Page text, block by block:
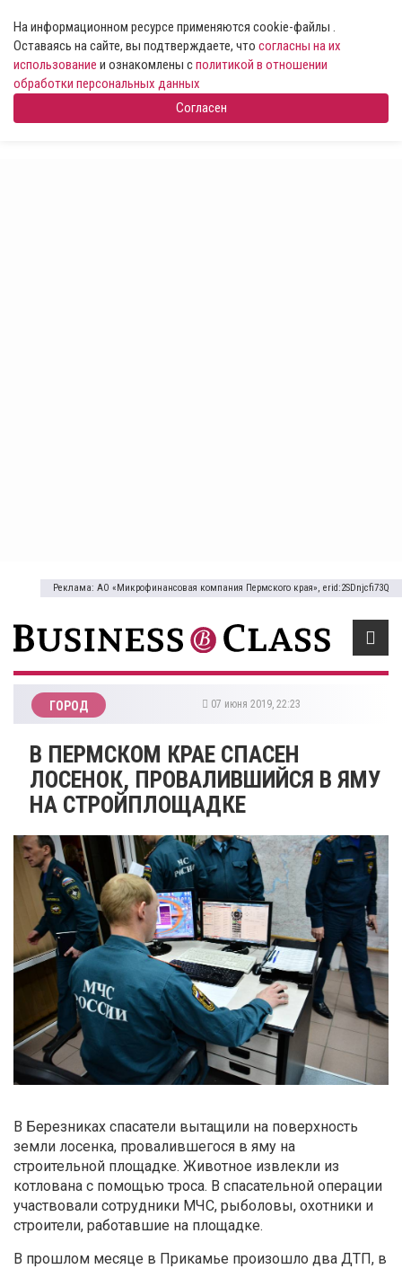
На информационном ресурсе применяются cookie-файлы .
Оставаясь на сайте, вы подтверждаете, что согласны на их
использование и ознакомлены сполитикой в отношении
обработки персональных данных
Согласен
Реклама: АО «Микрофинансовая компания Пермского края», erid:2SDnjcfi73Q
ГОРОД 07 июня 2019, 22:23
В ПЕРМСКОМ КРАЕ СПАСЕН
ЛОСЕНОК, ПРОВАЛИВШИЙСЯ В ЯМУ
НА СТРОЙПЛОЩАДКЕ
В Березниках спасатели вытащили на поверхность
земли лосенка, провалившегося в яму на
строительной площадке. Животное извлекли из
котлована с помощью троса. В спасательной операции
участвовали сотрудники МЧС, рыболовы, охотники и
строители, работавшие на площадке.
В прошлом месяце в Прикамье произошло два ДТП, в